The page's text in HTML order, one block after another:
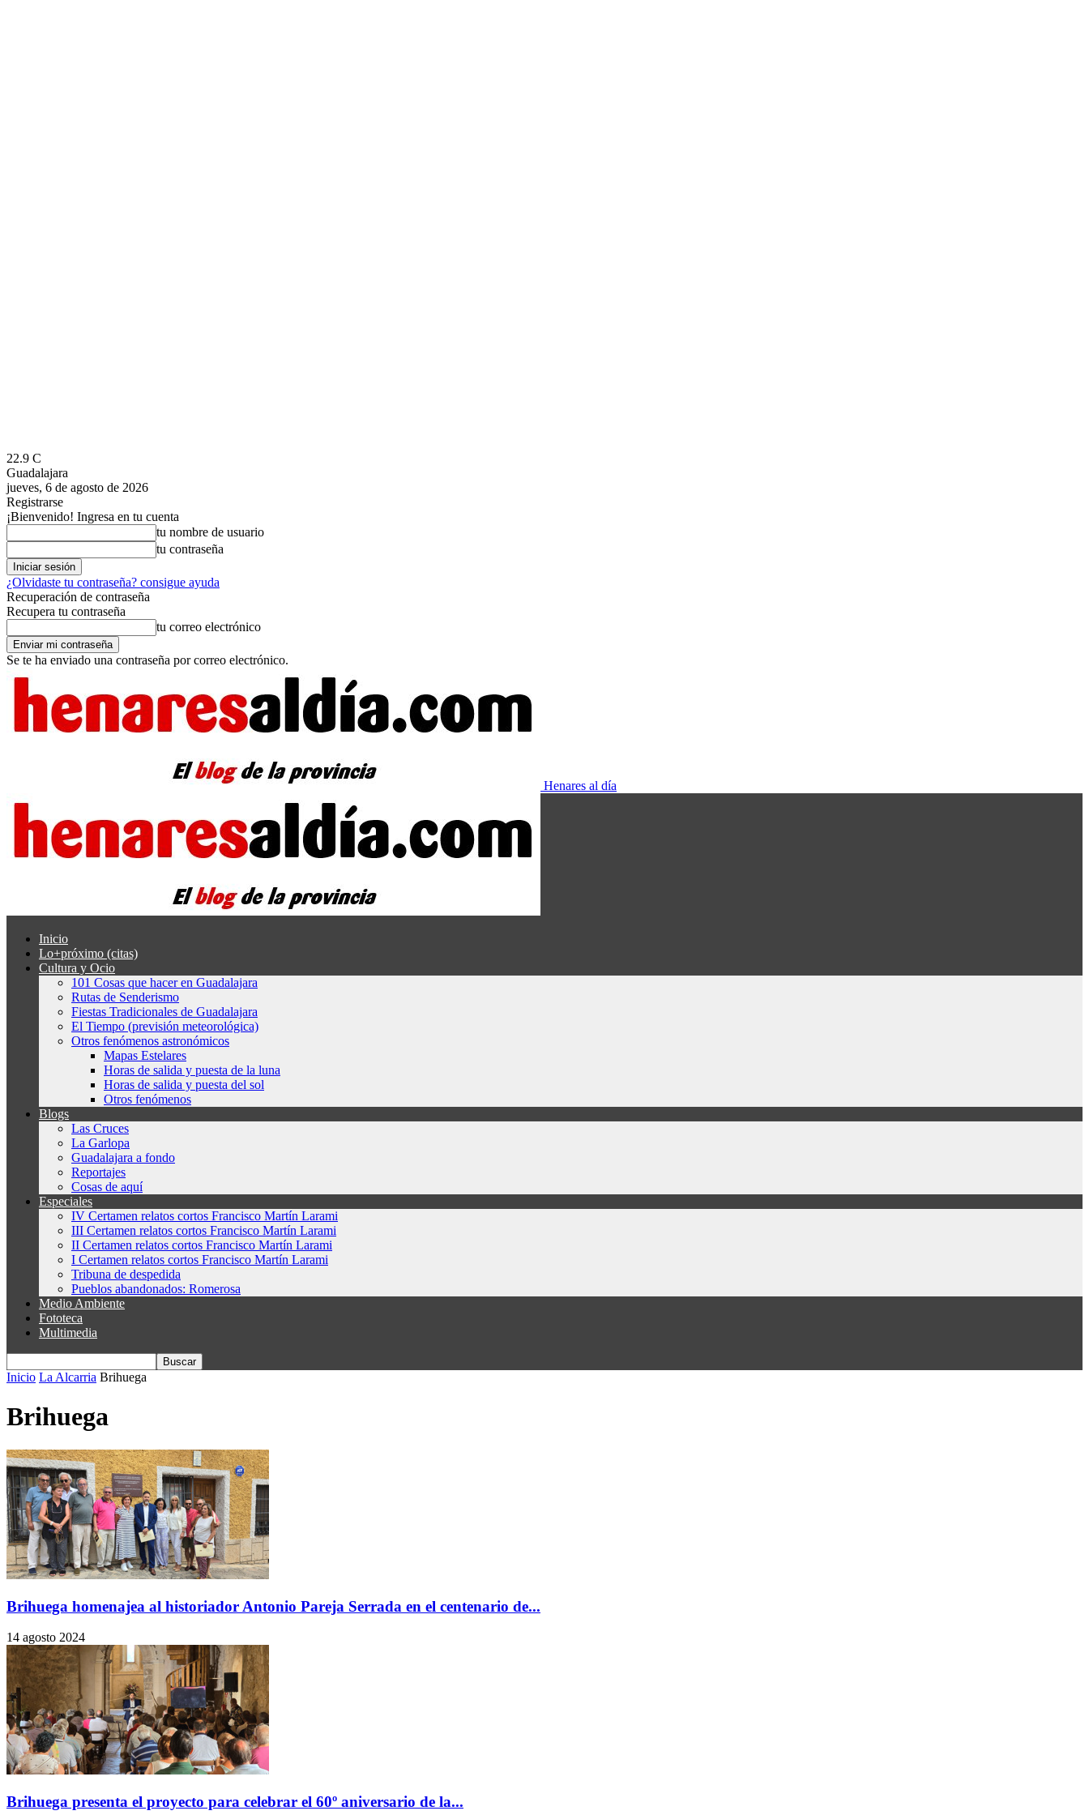
22.9 C
Guadalajara
jueves, 6 de agosto de 2026
Registrarse
¡Bienvenido! Ingresa en tu cuenta
tu nombre de usuario
tu contraseña
¿Olvidaste tu contraseña? consigue ayuda
Recuperación de contraseña
Recupera tu contraseña
tu correo electrónico
Se te ha enviado una contraseña por correo electrónico.
Henares al día
Inicio
Lo+próximo (citas)
Cultura y Ocio
101 Cosas que hacer en Guadalajara
Rutas de Senderismo
Fiestas Tradicionales de Guadalajara
El Tiempo (previsión meteorológica)
Otros fenómenos astronómicos
Mapas Estelares
Horas de salida y puesta de la luna
Horas de salida y puesta del sol
Otros fenómenos
Blogs
Las Cruces
La Garlopa
Guadalajara a fondo
Reportajes
Cosas de aquí
Especiales
IV Certamen relatos cortos Francisco Martín Larami
III Certamen relatos cortos Francisco Martín Larami
II Certamen relatos cortos Francisco Martín Larami
I Certamen relatos cortos Francisco Martín Larami
Tribuna de despedida
Pueblos abandonados: Romerosa
Medio Ambiente
Fototeca
Multimedia
Inicio La Alcarria Brihuega
Brihuega
Brihuega homenajea al historiador Antonio Pareja Serrada en el centenario de...
14 agosto 2024
Brihuega presenta el proyecto para celebrar el 60º aniversario de la...